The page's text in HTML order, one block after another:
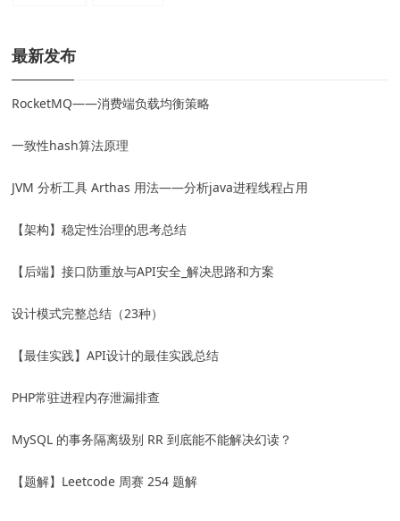
最新发布
RocketMQ——消费端负载均衡策略
一致性hash算法原理
JVM 分析工具 Arthas 用法——分析java进程线程占用
【架构】稳定性治理的思考总结
【后端】接口防重放与API安全_解决思路和方案
设计模式完整总结（23种）
【最佳实践】API设计的最佳实践总结
PHP常驻进程内存泄漏排查
MySQL 的事务隔离级别 RR 到底能不能解决幻读？
【题解】Leetcode 周赛 254 题解